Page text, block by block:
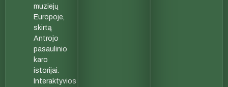
muziejų
Europoje,
skirtą
Antrojo
pasaulinio
karo
istorijai.
Interaktyvios